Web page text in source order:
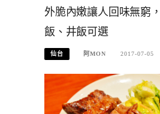
外脆內嫩讓人回味無窮
飯、井飯可選
仙台 阿MON 2017-07-05